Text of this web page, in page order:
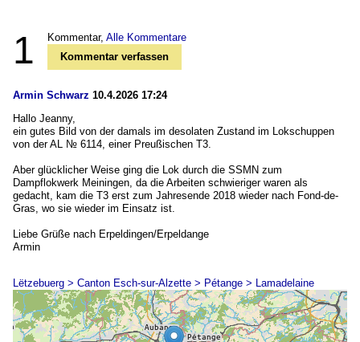
1 Kommentar, Alle Kommentare
Kommentar verfassen
Armin Schwarz 10.4.2026 17:24
Hallo Jeanny,
ein gutes Bild von der damals im desolaten Zustand im Lokschuppen
von der AL № 6114, einer Preußischen T3.
Aber glücklicher Weise ging die Lok durch die SSMN zum
Dampflokwerk Meiningen, da die Arbeiten schwieriger waren als
gedacht, kam die T3 erst zum Jahresende 2018 wieder nach Fond-de-
Gras, wo sie wieder im Einsatz ist.
Liebe Grüße nach Erpeldingen/Erpeldange
Armin
Lëtzebuerg > Canton Esch-sur-Alzette > Pétange > Lamadelaine